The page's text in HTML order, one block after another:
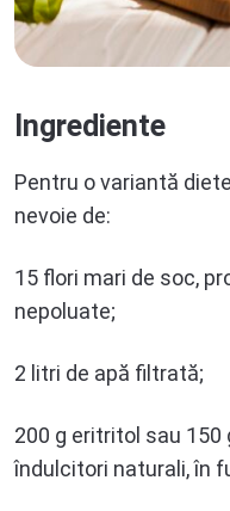
Ingrediente
Pentru o variantă
nevoie de:
15 flori mari de soc,
nepoluate;
2 litri de apă filtrată;
200 g eritritol sau 150
îndulcitori naturali, în